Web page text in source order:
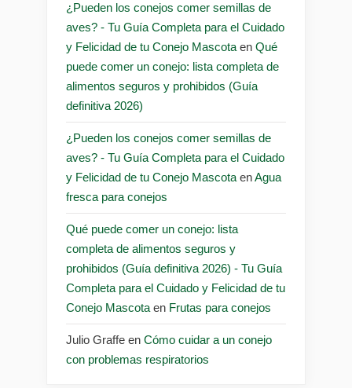
¿Pueden los conejos comer semillas de
aves? - Tu Guía Completa para el Cuidado
y Felicidad de tu Conejo Mascota en Qué
puede comer un conejo: lista completa de
alimentos seguros y prohibidos (Guía
definitiva 2026)
¿Pueden los conejos comer semillas de
aves? - Tu Guía Completa para el Cuidado
y Felicidad de tu Conejo Mascota enAgua
fresca para conejos
Qué puede comer un conejo: lista
completa de alimentos seguros y
prohibidos (Guía definitiva 2026) - Tu Guía
Completa para el Cuidado y Felicidad de tu
Conejo Mascota en Frutas para conejos
Julio Graffe en Cómo cuidar a un conejo
con problemas respiratorios